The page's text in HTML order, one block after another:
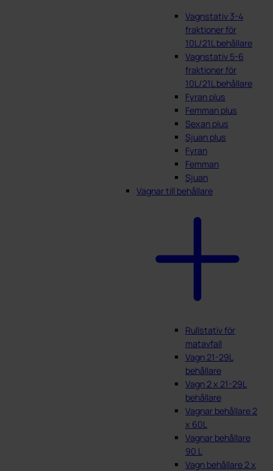
Vagnstativ 3-4
fraktioner för
10L/21L behållare
Vagnstativ 5-6
fraktioner för
10L/21L behållare
Fyran plus
Femman plus
Sexan plus
Sjuan plus
Fyran
Femman
Sjuan
Vagnar till behållare
Rullstativ för
matavfall
Vagn 21-29L
behållare
Vagn 2 x 21-29L
behållare
Vagnar behållare 2
x 60L
Vagnar behållare
90 L
Vagn behållare 2 x